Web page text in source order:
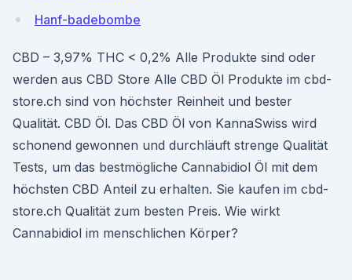
Hanf-badebombe
CBD – 3,97% THC < 0,2% Alle Produkte sind oder
werden aus CBD Store Alle CBD Öl Produkte im cbd-
store.ch sind von höchster Reinheit und bester
Qualität. CBD Öl. Das CBD Öl von KannaSwiss wird
schonend gewonnen und durchläuft strenge Qualität
Tests, um das bestmögliche Cannabidiol Öl mit dem
höchsten CBD Anteil zu erhalten. Sie kaufen im cbd-
store.ch Qualität zum besten Preis. Wie wirkt
Cannabidiol im menschlichen Körper?